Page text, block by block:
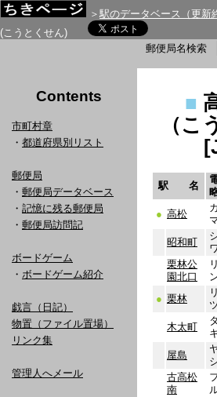
＞ 駅のデータベース（更新
(こうとくせん)
郵便局名検索
Contents
市町村章
・ 都道府県別リスト
郵便局
・ 郵便局データベース
・ 記憶に残る郵便局
・ 郵便局訪問記
ボードゲーム
・ ボードゲーム紹介
戯言（日記）
物置（ファイル置場）
リンク集
管理人へメール
■
（こ
駅 名
● 高松
カ
昭和町
ワ
栗林公
園北口
リ
● 栗林
リ
木太町
タ
屋島
古高松
南